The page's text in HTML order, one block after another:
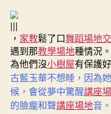
|||
， 家教鬆了口舞蹈場地
遇到那教學場地種情況
為他們沒小樹屋有保護
古藍玉華不想睡，因為
候，會從夢中驚醒講座
的臉龐和聲講座場地音